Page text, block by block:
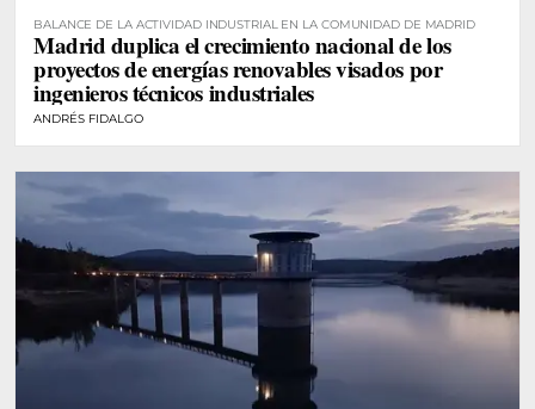
BALANCE DE LA ACTIVIDAD INDUSTRIAL EN LA COMUNIDAD DE MADRID
Madrid duplica el crecimiento nacional de los
proyectos de energías renovables visados por
ingenieros técnicos industriales
ANDRÉS FIDALGO